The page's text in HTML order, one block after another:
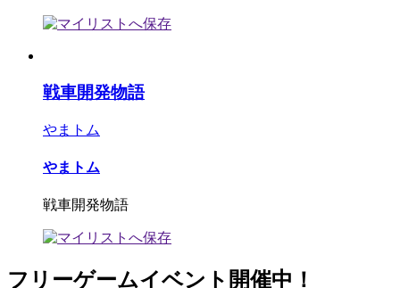
戦車開発物語
やまトム
やまトム
戦車開発物語
フリーゲームイベント開催中！